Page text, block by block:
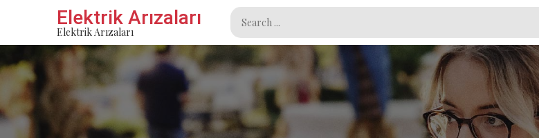
content
Elektrik Arızaları
Elektrik Arızaları
Search
for: